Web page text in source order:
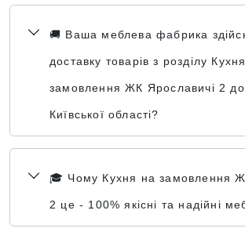
🚚 Ваша меблева фабрика
доставку товарів з розділу
замовлення ЖК Ярославичі 2 до
Київської області?
🎓 Чому Кухня на замовлення
2 це - 100% якісні та надійні